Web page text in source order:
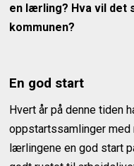
en lærling? Hva vil det
kommunen?
En god start
Hvert år på denne tiden
oppstartssamlinger
lærlingene en god start